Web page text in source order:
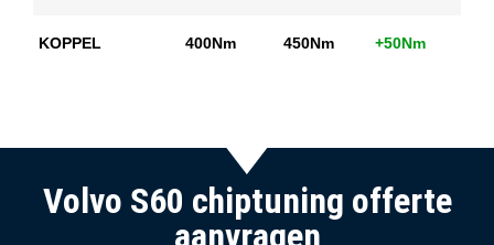
KOPPEL 400Nm 450Nm +50Nm
Volvo S60 chiptuning offerte
aanvragen